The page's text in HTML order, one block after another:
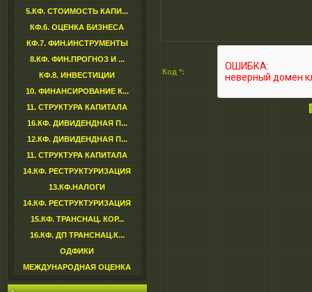
5.КФ. СТОИМОСТЬ КАПИ...
КФ.6. ОЦЕНКА БИЗНЕСА
КФ.7. ФИН.ИНСТРУМЕНТЫ
8.КФ. ФИН.ПРОГНОЗ И ...
КФ.8. ИНВЕСТИЦИИ
10. ФИНАНСИРОВАНИЕ К...
11. СТРУКТУРА КАПИТАЛА
16.КФ. ДИВИДЕНДНАЯ П...
12.КФ. ДИВИДЕНДНАЯ П...
11. СТРУКТУРА КАПИТАЛА
14.КФ. РЕСТРУКТУРИЗАЦИЯ
13.КФ.НАЛОГИ
14.КФ. РЕСТРУКТУРИЗАЦИЯ
15.КФ. ТРАНСНАЦ. КОР...
16.КФ. ДП ТРАНСНАЦ.К...
ОДФИКИ
МЕЖДУНАРОДНАЯ ОЦЕНКА
Код *: